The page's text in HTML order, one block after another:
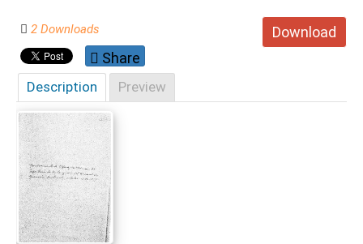
Download
2 Downloads
Share
Description Preview